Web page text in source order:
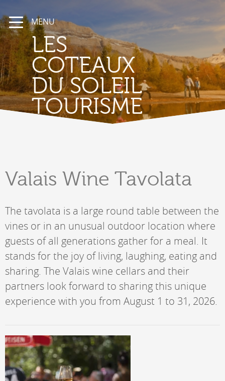
MENU
LES
COTEAUX
DU SOLEIL
TOURISME
Valais Wine Tavolata
The tavolata is a large round table between the
vines or in an unusual outdoor location where
guests of all generations gather for a meal. It
stands for the joy of living, laughing, eating and
sharing. The Valais wine cellars and their
partners look forward to sharing this unique
experience with you from August 1 to 31, 2026.